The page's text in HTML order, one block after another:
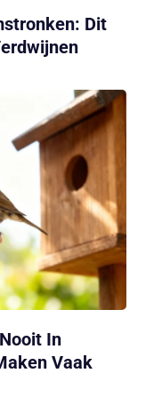
Dit
In
Vaak